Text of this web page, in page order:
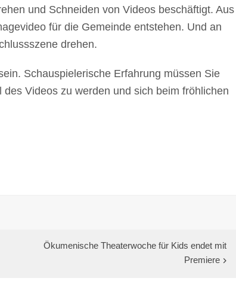
und Schneiden von Videos beschäftigt. Aus
für die Gemeinde entstehen. Und an
drehen.
Schauspielerische Erfahrung müssen Sie
Videos zu werden und sich beim fröhlichen
Ökumenische Theaterwoche für Kids endet mit
Premiere